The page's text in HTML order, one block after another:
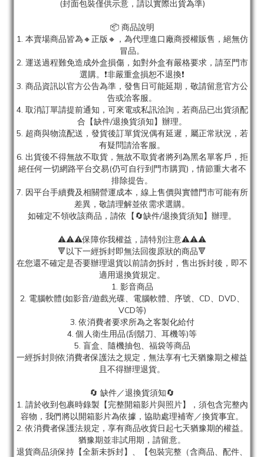
(封面包裝僅供示意，請以實際出貨為準)
📦 商品說明
1. 本賣場商品皆為🔸正版🔸，為代理進口廠商授權販售，絕無仿
冒品。
2. 運送過程難免造成外盒損傷，如對外盒有嚴格要求，請至門市
選購。❗非嚴重盒損恕不退換❗
3. 商品資訊以官方公告為準，發售日可能延期，敬請留意官方公
告或洽客服。
4. 取消訂單請提前通知，可來電或私訊洽詢，若商品已出貨須配
合【缺件/退換貨須知】辦理。
5. 超商與物流配送，發貨後訂單貨況偶有延遲，屬正常狀況，若
有疑問請洽客服。
6. 出貨後不得無故不取貨，無故不取貨者將列為黑名單客戶，拒
絕任何一切網路平台交易(仍可自行到門市購買)，情節重大者不
排除提告。
7. 因平台手續費及相關營運成本，線上售價與實體門市可能有所
差異，敬請理解並依需求選購。
如確定不領收該商品，請依【🔄缺件/退換貨須知】辦理。
⚠️⚠️⚠️保障你我權益，請特別注意⚠️⚠️⚠️
🔻以下一經拆封即無法回復原狀的商品🔻
在您還不確定是否要辦理退貨以前請勿拆封，售出拆封後，即不
適用退換貨規定。
1. 影音商品
2. 電腦軟體(如影音/遊戲光碟、電腦軟體、序號、CD、DVD、
VCD等)
3. 依消費者要求所為之客製化給付
4. 個人衛生用品(刮鬍刀、耳機等)等
5. 盲盒、隨機抽包、福袋等商品
一經拆封則依消費者保護法之規定，無法享有七天猶豫期之權益
且不得辦理退貨。
🔄 缺件／退換貨須知🔄
1. 請於收到包裹時錄製【完整開箱影片與照片】，須包含完整內
容物，我們將以開箱影片為依據，協助處理補寄／換貨事宜。
2. 依消費者保護法規定，享有商品收貨日起七天猶豫期的權益。
猶豫期並非試用期，請留意。
退貨商品須保持【全新未拆封】、【包裝完整（含商品、配件、